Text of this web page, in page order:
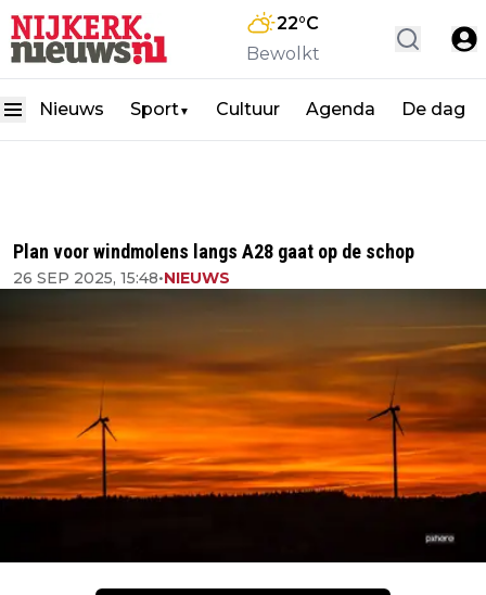
22°C
Bewolkt
Nieuws Sport▼ Cultuur Agenda De dag
Plan voor windmolens langs A28 gaat op de schop
26 SEP 2025, 15:48•NIEUWS